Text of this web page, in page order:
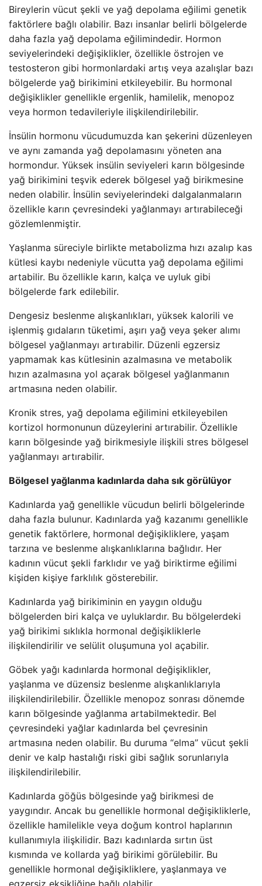
Bireylerin vücut şekli ve yağ depolama eğilimi genetik
faktörlere bağlı olabilir. Bazı insanlar belirli bölgelerde
daha fazla yağ depolama eğilimindedir. Hormon
seviyelerindeki değişiklikler, özellikle östrojen ve
testosteron gibi hormonlardaki artış veya azalışlar bazı
bölgelerde yağ birikimini etkileyebilir. Bu hormonal
değişiklikler genellikle ergenlik, hamilelik, menopoz
veya hormon tedavileriyle ilişkilendirilebilir.
İnsülin hormonu vücudumuzda kan şekerini düzenleyen
ve aynı zamanda yağ depolamasını yöneten ana
hormondur. Yüksek insülin seviyeleri karın bölgesinde
yağ birikimini teşvik ederek bölgesel yağ birikmesine
neden olabilir. İnsülin seviyelerindeki dalgalanmaların
özellikle karın çevresindeki yağlanmayı artırabileceği
gözlemlenmiştir.
Yaşlanma süreciyle birlikte metabolizma hızı azalıp kas
kütlesi kaybı nedeniyle vücutta yağ depolama eğilimi
artabilir. Bu özellikle karın, kalça ve uyluk gibi
bölgelerde fark edilebilir.
Dengesiz beslenme alışkanlıkları, yüksek kalorili ve
işlenmiş gıdaların tüketimi, aşırı yağ veya şeker alımı
bölgesel yağlanmayı artırabilir. Düzenli egzersiz
yapmamak kas kütlesinin azalmasına ve metabolik
hızın azalmasına yol açarak bölgesel yağlanmanın
artmasına neden olabilir.
Kronik stres, yağ depolama eğilimini etkileyebilen
kortizol hormonunun düzeylerini artırabilir. Özellikle
karın bölgesinde yağ birikmesiyle ilişkili stres bölgesel
yağlanmayı artırabilir.
Bölgesel yağlanma kadınlarda daha sık görülüyor
Kadınlarda yağ genellikle vücudun belirli bölgelerinde
daha fazla bulunur. Kadınlarda yağ kazanımı genellikle
genetik faktörlere, hormonal değişikliklere, yaşam
tarzına ve beslenme alışkanlıklarına bağlıdır. Her
kadının vücut şekli farklıdır ve yağ biriktirme eğilimi
kişiden kişiye farklılık gösterebilir.
Kadınlarda yağ birikiminin en yaygın olduğu
bölgelerden biri kalça ve uyluklardır. Bu bölgelerdeki
yağ birikimi sıklıkla hormonal değişikliklerle
ilişkilendirilir ve selülit oluşumuna yol açabilir.
Göbek yağı kadınlarda hormonal değişiklikler,
yaşlanma ve düzensiz beslenme alışkanlıklarıyla
ilişkilendirilebilir. Özellikle menopoz sonrası dönemde
karın bölgesinde yağlanma artabilmektedir. Bel
çevresindeki yağlar kadınlarda bel çevresinin
artmasına neden olabilir. Bu duruma “elma” vücut şekli
denir ve kalp hastalığı riski gibi sağlık sorunlarıyla
ilişkilendirilebilir.
Kadınlarda göğüs bölgesinde yağ birikmesi de
yaygındır. Ancak bu genellikle hormonal değişikliklerle,
özellikle hamilelikle veya doğum kontrol haplarının
kullanımıyla ilişkilidir. Bazı kadınlarda sırtın üst
kısmında ve kollarda yağ birikimi görülebilir. Bu
genellikle hormonal değişikliklere, yaşlanmaya ve
egzersiz eksikliğine bağlı olabilir.